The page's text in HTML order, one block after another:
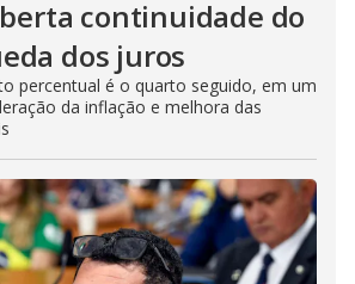
continuidade do
dos juros
percentual é o quarto seguido, em um
da inflação e melhora das